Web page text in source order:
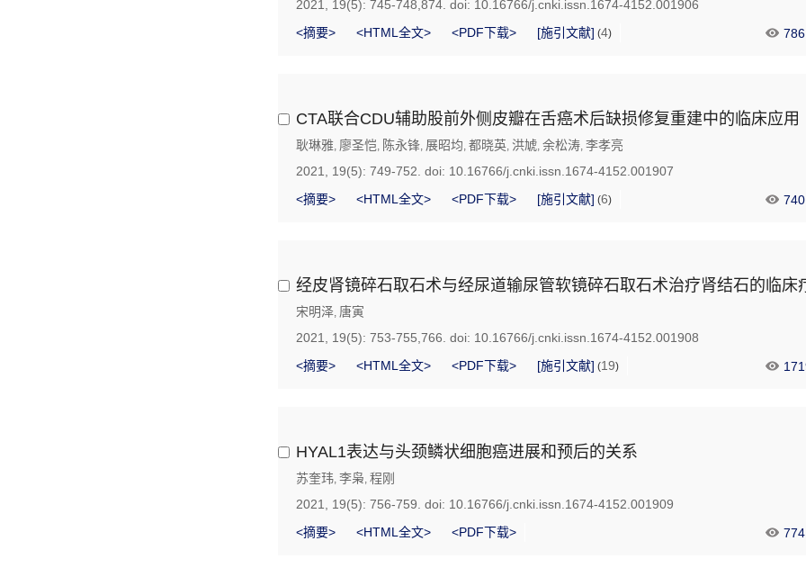
2021, 19(5): 745-748,874. doi: 10.16766/j.cnki.issn.1674-4152.001906
<摘要>
<HTML全文> <PDF下载> [施引文献] (4) 786
CTA联合CDU辅助股前外侧皮瓣在舌癌术后缺损修复重建中的临床应用
耿琳雅, 廖圣恺, 陈永锋, 展昭均, 都晓英, 洪虓, 余松涛, 李孝亮
2021, 19(5): 749-752. doi: 10.16766/j.cnki.issn.1674-4152.001907
<摘要>
<HTML全文> <PDF下载> [施引文献] (6) 740
经皮肾镜碎石取石术与经尿道输尿管软镜碎石取石术治疗肾结石的临床
宋明泽, 唐寅
2021, 19(5): 753-755,766. doi: 10.16766/j.cnki.issn.1674-4152.001908
<摘要>
<HTML全文> <PDF下载> [施引文献] (19)
HYAL1表达与头颈鳞状细胞癌进展和预后的关系
苏奎玮, 李枭, 程刚
2021, 19(5): 756-759. doi: 10.16766/j.cnki.issn.1674-4152.001909
<摘要>
<HTML全文> <PDF下载> 774